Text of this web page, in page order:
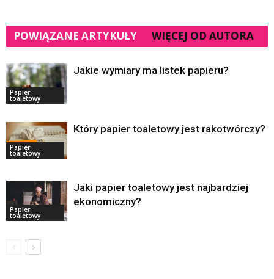
POWIĄZANE ARTYKUŁY WIĘCEJ OD AUTORA
Papier
toaletowy
Jakie wymiary ma listek papieru?
Papier
toaletowy
Który papier toaletowy jest rakotwórczy?
Papier
toaletowy
Jaki papier toaletowy jest najbardziej
ekonomiczny?